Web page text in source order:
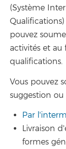
(Système
pouvez
activités et
qualifications.
Vous pouvez
suggestion
Par
Livraison
formes